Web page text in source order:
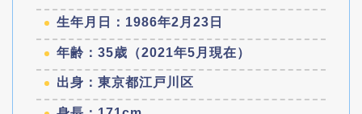
生年月日：1986年2月23日
年齢：35歳（2021年5月現在）
出身：東京都江戸川区